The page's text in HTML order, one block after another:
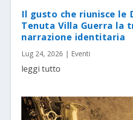
Il gusto che riunisce le
Tenuta Villa Guerra la
narrazione identitaria
Lug 24, 2026 | Eventi
leggi tutto